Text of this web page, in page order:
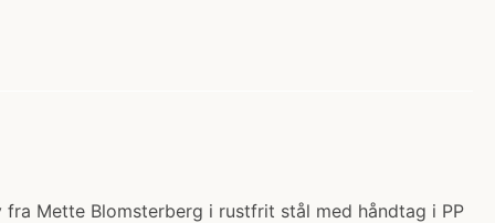
fra Mette Blomsterberg i rustfrit stål med håndtag i PP